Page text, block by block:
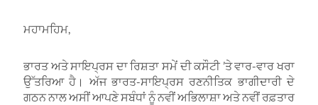
ਮਹਾਮਹਿਮ,
ਭਾਰਤ ਅਤੇ ਸਾਇਪ੍ਰਸ ਦਾ ਰਿਸ਼ਤਾ ਸਮੇਂ ਦੀ ਕਸੌਟੀ ’ਤੇ ਵਾਰ-ਵਾਰ ਖਰਾ
ਉੱਤਰਿਆ ਹੈ। ਅੱਜ ਭਾਰਤ-ਸਾਇਪ੍ਰਸ ਰਣਨੀਤਿਕ ਭਾਗੀਦਾਰੀ ਦੇ
ਗਠਨ ਨਾਲ ਅਸੀਂ ਆਪਣੇ ਸਬੰਧਾਂ ਨੂੰ ਨਵੀਂ ਅਭਿਲਾਸ਼ਾ ਅਤੇ ਨਵੀਂ ਰਫ਼ਤਾਰ